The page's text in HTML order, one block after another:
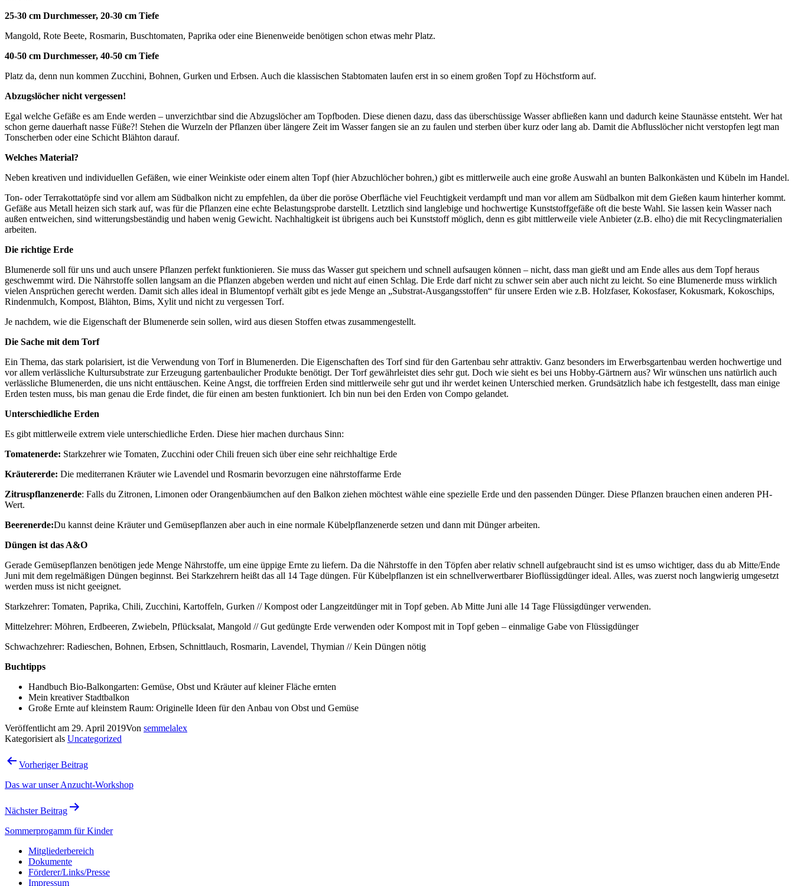
25-30 cm Durchmesser, 20-30 cm Tiefe
Mangold, Rote Beete, Rosmarin, Buschtomaten, Paprika oder eine Bienenweide benötigen schon etwas mehr Platz.
40-50 cm Durchmesser, 40-50 cm Tiefe
Platz da, denn nun kommen Zucchini, Bohnen, Gurken und Erbsen. Auch die klassischen Stabtomaten laufen erst in so einem großen Topf zu Höchstform auf.
Abzugslöcher nicht vergessen!
Egal welche Gefäße es am Ende werden – unverzichtbar sind die Abzugslöcher am Topfboden. Diese dienen dazu, dass das überschüssige Wasser abfließen kann und dadurch keine Staunässe entsteht. Wer hat
schon gerne dauerhaft nasse Füße?! Stehen die Wurzeln der Pflanzen über längere Zeit im Wasser fangen sie an zu faulen und sterben über kurz oder lang ab. Damit die Abflusslöcher nicht verstopfen legt man
Tonscherben oder eine Schicht Blähton darauf.
Welches Material?
Neben kreativen und individuellen Gefäßen, wie einer Weinkiste oder einem alten Topf (hier Abzuchlöcher bohren,) gibt es mittlerweile auch eine große Auswahl an bunten Balkonkästen und Kübeln im Handel.
Ton- oder Terrakottatöpfe sind vor allem am Südbalkon nicht zu empfehlen, da über die poröse Oberfläche viel Feuchtigkeit verdampft und man vor allem am Südbalkon mit dem Gießen kaum hinterher kommt.
Gefäße aus Metall heizen sich stark auf, was für die Pflanzen eine echte Belastungsprobe darstellt. Letztlich sind langlebige und hochwertige Kunststoffgefäße oft die beste Wahl. Sie lassen kein Wasser nach
außen entweichen, sind witterungsbeständig und haben wenig Gewicht. Nachhaltigkeit ist übrigens auch bei Kunststoff möglich, denn es gibt mittlerweile viele Anbieter (z.B. elho) die mit Recyclingmaterialien
arbeiten.
Die richtige Erde
Blumenerde soll für uns und auch unsere Pflanzen perfekt funktionieren. Sie muss das Wasser gut speichern und schnell aufsaugen können – nicht, dass man gießt und am Ende alles aus dem Topf heraus
geschwemmt wird. Die Nährstoffe sollen langsam an die Pflanzen abgeben werden und nicht auf einen Schlag. Die Erde darf nicht zu schwer sein aber auch nicht zu leicht. So eine Blumenerde muss wirklich
vielen Ansprüchen gerecht werden. Damit sich alles ideal in Blumentopf verhält gibt es jede Menge an „Substrat-Ausgangsstoffen“ für unsere Erden wie z.B. Holzfaser, Kokosfaser, Kokusmark, Kokoschips,
Rindenmulch, Kompost, Blähton, Bims, Xylit und nicht zu vergessen Torf.
Je nachdem, wie die Eigenschaft der Blumenerde sein sollen, wird aus diesen Stoffen etwas zusammengestellt.
Die Sache mit dem Torf
Ein Thema, das stark polarisiert, ist die Verwendung von Torf in Blumenerden. Die Eigenschaften des Torf sind für den Gartenbau sehr attraktiv. Ganz besonders im Erwerbsgartenbau werden hochwertige und
vor allem verlässliche Kultursubstrate zur Erzeugung gartenbaulicher Produkte benötigt. Der Torf gewährleistet dies sehr gut. Doch wie sieht es bei uns Hobby-Gärtnern aus? Wir wünschen uns natürlich auch
verlässliche Blumenerden, die uns nicht enttäuschen. Keine Angst, die torffreien Erden sind mittlerweile sehr gut und ihr werdet keinen Unterschied merken. Grundsätzlich habe ich festgestellt, dass man einige
Erden testen muss, bis man genau die Erde findet, die für einen am besten funktioniert. Ich bin nun bei den Erden von Compo gelandet.
Unterschiedliche Erden
Es gibt mittlerweile extrem viele unterschiedliche Erden. Diese hier machen durchaus Sinn:
Tomatenerde: Starkzehrer wie Tomaten, Zucchini oder Chili freuen sich über eine sehr reichhaltige Erde
Kräutererde: Die mediterranen Kräuter wie Lavendel und Rosmarin bevorzugen eine nährstoffarme Erde
Zitruspflanzenerde: Falls du Zitronen, Limonen oder Orangenbäumchen auf den Balkon ziehen möchtest wähle eine spezielle Erde und den passenden Dünger. Diese Pflanzen brauchen einen anderen PH-
Wert.
Beerenerde:Du kannst deine Kräuter und Gemüsepflanzen aber auch in eine normale Kübelpflanzenerde setzen und dann mit Dünger arbeiten.
Düngen ist das A&O
Gerade Gemüsepflanzen benötigen jede Menge Nährstoffe, um eine üppige Ernte zu liefern. Da die Nährstoffe in den Töpfen aber relativ schnell aufgebraucht sind ist es umso wichtiger, dass du ab Mitte/Ende
Juni mit dem regelmäßigen Düngen beginnst. Bei Starkzehrern heißt das all 14 Tage düngen. Für Kübelpflanzen ist ein schnellverwertbarer Bioflüssigdünger ideal. Alles, was zuerst noch langwierig umgesetzt
werden muss ist nicht geeignet.
Starkzehrer: Tomaten, Paprika, Chili, Zucchini, Kartoffeln, Gurken // Kompost oder Langzeitdünger mit in Topf geben. Ab Mitte Juni alle 14 Tage Flüssigdünger verwenden.
Mittelzehrer: Möhren, Erdbeeren, Zwiebeln, Pflücksalat, Mangold // Gut gedüngte Erde verwenden oder Kompost mit in Topf geben – einmalige Gabe von Flüssigdünger
Schwachzehrer: Radieschen, Bohnen, Erbsen, Schnittlauch, Rosmarin, Lavendel, Thymian // Kein Düngen nötig
Buchtipps
Handbuch Bio-Balkongarten: Gemüse, Obst und Kräuter auf kleiner Fläche ernten
Mein kreativer Stadtbalkon
Große Ernte auf kleinstem Raum: Originelle Ideen für den Anbau von Obst und Gemüse
Veröffentlicht am 29. April 2019Von semmelalex
Kategorisiert als Uncategorized
Beitragsnavigation
Vorheriger Beitrag
Das war unser Anzucht-Workshop
Nächster Beitrag
Sommerprogamm für Kinder
Mitgliederbereich
Dokumente
Förderer/Links/Presse
Impressum